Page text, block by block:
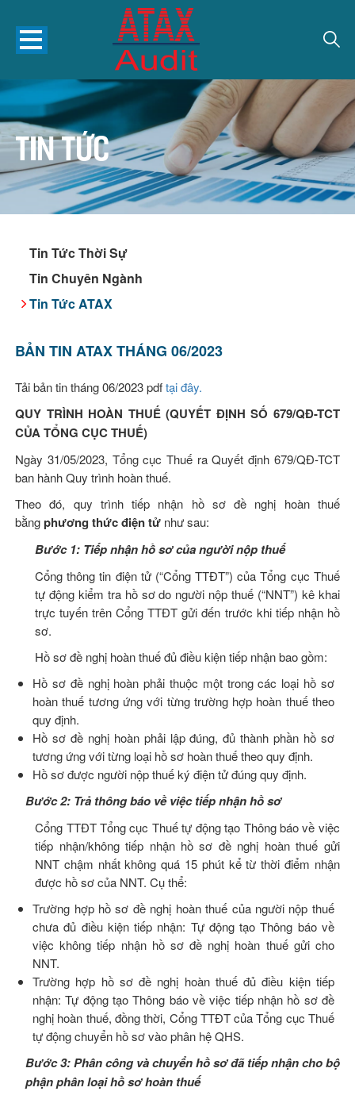
Tin tức
Tin Tức Thời Sự
Tin Chuyên Ngành
Tin Tức ATAX
BẢN TIN ATAX THÁNG 06/2023
Tải bản tin tháng 06/2023 pdftại đây.
QUY TRÌNH HOÀN THUẾ (QUYẾT ĐỊNH SỐ 679/QĐ-TCT
CỦA TỔNG CỤC THUẾ)
Ngày 31/05/2023, Tổng cục Thuế ra Quyết định 679/QĐ-TCT
ban hành Quy trình hoàn thuế.
Theo đó, quy trình tiếp nhận hồ sơ đề nghị hoàn thuế
bằngphương thức điện tử như sau:
Bước 1: Tiếp nhận hồ sơ của người nộp thuế
Cổng thông tin điện tử (“Cổng TTĐT”) của Tổng cục Thuế
tự động kiểm tra hồ sơ do người nộp thuế (“NNT”) kê khai
trực tuyến trên Cổng TTĐT gửi đến trước khi tiếp nhận hồ
sơ.
Hồ sơ đề nghị hoàn thuế đủ điều kiện tiếp nhận bao gồm:
Hồ sơ đề nghị hoàn phải thuộc một trong các loại hồ sơ
hoàn thuế tương ứng với từng trường hợp hoàn thuế theo
quy định.
Hồ sơ đề nghị hoàn phải lập đúng, đủ thành phần hồ sơ
tương ứng với từng loại hồ sơ hoàn thuế theo quy định.
Hồ sơ được người nộp thuế ký điện tử đúng quy định.
Bước 2: Trả thông báo về việc tiếp nhận hồ sơ
Cổng TTĐT Tổng cục Thuế tự động tạo Thông báo về việc
tiếp nhận/không tiếp nhận hồ sơ đề nghị hoàn thuế gửi
NNT chậm nhất không quá 15 phút kể từ thời điểm nhận
được hồ sơ của NNT. Cụ thể:
Trường hợp hồ sơ đề nghị hoàn thuế của người nộp thuế
chưa đủ điều kiện tiếp nhận: Tự động tạo Thông báo về
việc không tiếp nhận hồ sơ đề nghị hoàn thuế gửi cho
NNT.
Trường hợp hồ sơ đề nghị hoàn thuế đủ điều kiện tiếp
nhận: Tự động tạo Thông báo về việc tiếp nhận hồ sơ đề
nghị hoàn thuế, đồng thời, Cổng TTĐT của Tổng cục Thuế
tự động chuyển hồ sơ vào phân hệ QHS.
Bước 3: Phân công và chuyển hồ sơ đã tiếp nhận cho bộ
phận phân loại hồ sơ hoàn thuế